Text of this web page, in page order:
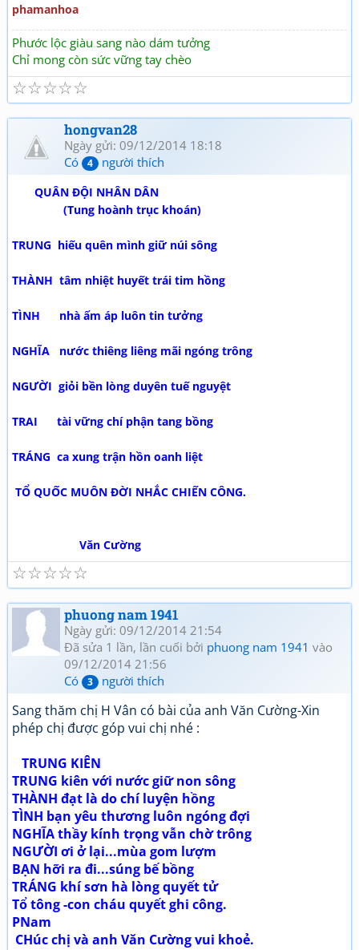
phamanhoa
Phước lộc giàu sang nào dám tưởng
Chỉ mong còn sức vững tay chèo
☆
☆
☆
☆
☆
hongvan28
Ngày gửi: 09/12/2014 18:18
Có
4 người thích
QUÂN ĐỘI NHÂN DÂN
(Tung hoành trục khoán)
TRUNG hiếu quên mình giữ núi sông
THÀNH tâm nhiệt huyết trái tim hồng
TÌNH nhà ấm áp luôn tin tưởng
NGHĨA nước thiêng liêng mãi ngóng trông
NGƯỜI giỏi bền lòng duyên tuế nguyệt
TRAI tài vững chí phận tang bồng
TRÁNG ca xung trận hồn oanh liệt
TỔ QUỐC MUÔN ĐỜI NHẮC CHIẾN CÔNG.
Văn Cường
☆
☆
☆
☆
☆
phuong nam 1941
Ngày gửi: 09/12/2014 21:54
Đã sửa 1 lần, lần cuối bởi phuong nam 1941 vào
09/12/2014 21:56
Có
3 người thích
Sang thăm chị H Vân có bài của anh Văn Cường-Xin
phép chị được góp vui chị nhé :
TRUNG KIÊN
TRUNG kiên với nước giữ non sông
THÀNH đạt là do chí luyện hồng
TÌNH bạn yêu thương luôn ngóng đợi
NGHĨA thầy kính trọng vẫn chờ trông
NGƯỜI ơi ở lại...mùa gom lượm
BẠN hỡi ra đi...súng bế bồng
TRÁNG khí sơn hà lòng quyết tử
Tổ tông -con cháu quyết ghi công.
PNam
CHúc chị và anh Văn Cường vui khoẻ.